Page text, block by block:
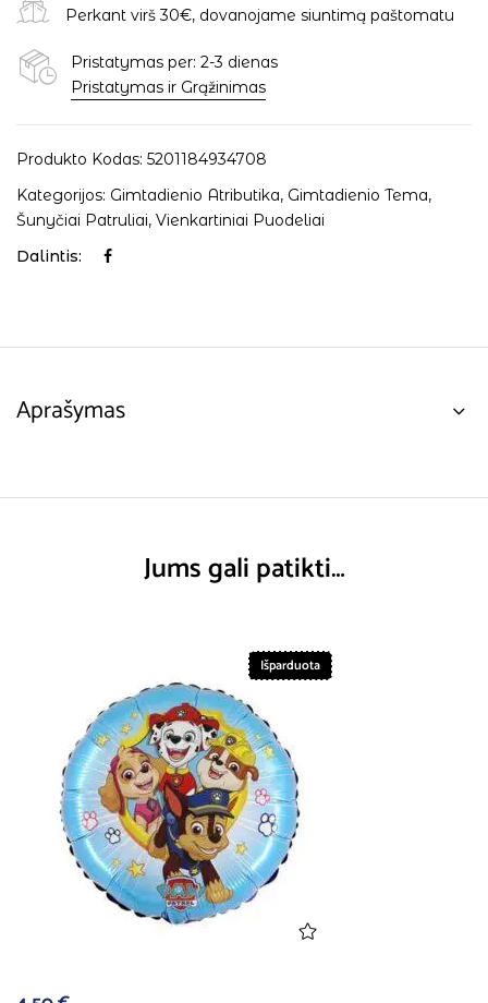
Perkant virš 30€, dovanojame siuntimą paštomatu
Pristatymas per: 2-3 dienas
Pristatymas ir Grąžinimas
Produkto Kodas: 5201184934708
Kategorijos: Gimtadienio Atributika, Gimtadienio Tema,
Šunyčiai Patruliai, Vienkartiniai Puodeliai
Dalintis:
Aprašymas
Jums gali patikti…
Išparduota